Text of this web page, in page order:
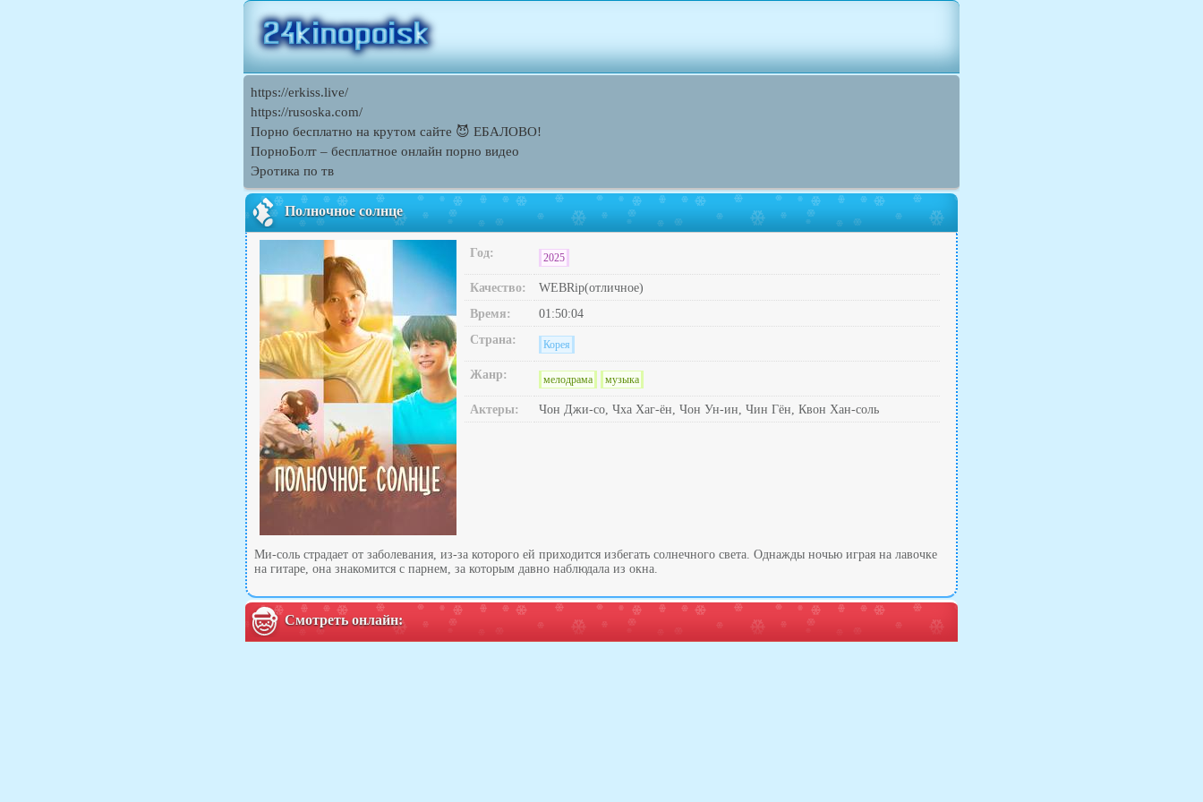
https://erkiss.live/
https://rusoska.com/
Порно бесплатно на крутом сайте 😈 ЕБАЛОВО!
ПорноБолт – бесплатное онлайн порно видео
Эротика по тв
Полночное солнце
Год: 2025
Качество:
WEBRip(отличное)
Время:
01:50:04
Страна:
Корея
Жанр: мелодрама музыка
Актеры: Чон Джи-со, Чха Хаг-ён, Чон Ун-ин, Чин Гён, Квон Хан-соль
Ми-соль страдает от заболевания, из-за которого ей приходится избегать солнечного света. Однажды ночью играя на лавочке
на гитаре, она знакомится с парнем, за которым давно наблюдала из окна.
Смотреть онлайн: